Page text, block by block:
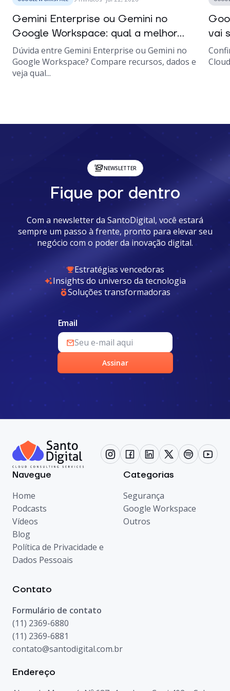
Gemini Enterprise ou Gemini no
Google Workspace: qual a melhor...
Dúvida entre Gemini Enterprise ou Gemini no
Google Workspace? Compare recursos, dados e
veja qual...
vai
NEWSLETTER
Fique por dentro
Com a newsletter da SantoDigital, você estará
sempre um passo à frente, pronto para elevar seu
negócio com o poder da inovação digital.
Estratégias vencedoras
Insights do universo da tecnologia
Soluções transformadoras
Email
Assinar
Navegue
Home
Podcasts
Vídeos
Blog
Política de Privacidade e
Dados Pessoais
Categorias
Segurança
Google Workspace
Outros
Contato
Formulário de contato
(11) 2369-6880
(11) 2369-6881
contato@santodigital.com.br
Endereço